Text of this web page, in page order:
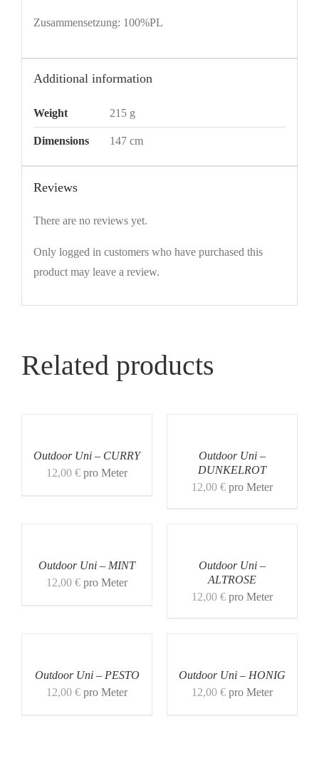
Zusammensetzung: 100%PL
Additional information
Weight 215 g
Dimensions 147 cm
Reviews
There are no reviews yet.
Only logged in customers who have purchased this
product may leave a review.
Related products
Outdoor Uni – CURRY
12,00 € pro Meter
Outdoor Uni –
DUNKELROT
12,00 € pro Meter
Outdoor Uni – MINT
12,00 € pro Meter
Outdoor Uni –
ALTROSE
12,00 € pro Meter
Outdoor Uni – PESTO
12,00 € pro Meter
Outdoor Uni – HONIG
12,00 € pro Meter